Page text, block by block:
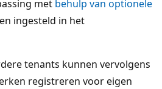
met behulp van optionele
ingesteld in het
tenants kunnen vervolgens
registreren voor eigen